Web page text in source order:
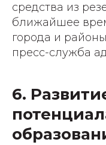
средства из
ближайшее
города и
пресс-служба
6.